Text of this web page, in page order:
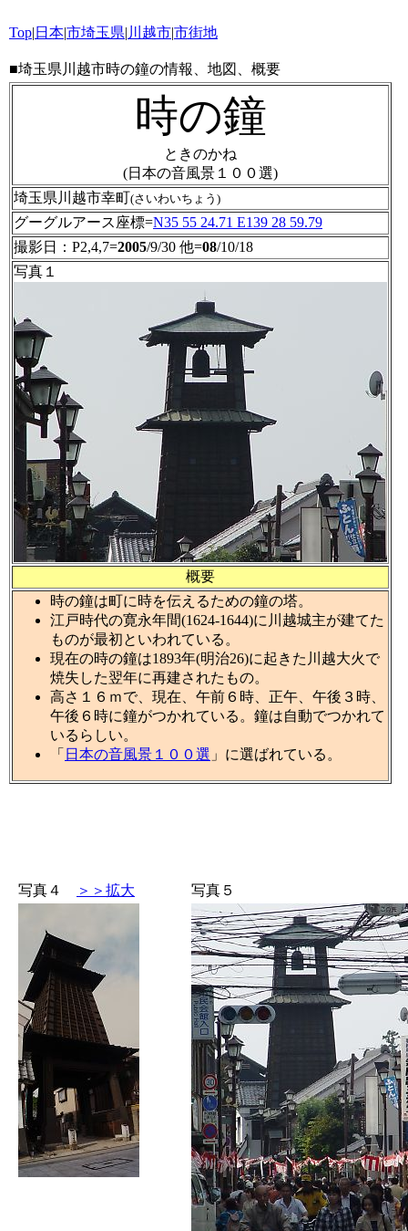
Top| 日本|市埼玉県| 川越市|市街地
写真５
写真４ ＞＞拡大
■埼玉県川越市時の鐘の情報、地図、概要
時の鐘
ときのかね
(日本の音風景１００選)
埼玉県川越市幸町(さいわいちょう)
グーグルアース座標=N35 55 24.71 E139 28 59.79
撮影日：P2,4,7=2005/9/30 他=08/10/18
写真１
概要
時の鐘は町に時を伝えるための鐘の塔。
江戸時代の寛永年間(1624-1644)に川越城主が建てた
ものが最初といわれている。
現在の時の鐘は1893年(明治26)に起きた川越大火で
焼失した翌年に再建されたもの。
高さ１６ｍで、現在、午前６時、正午、午後３時、
午後６時に鐘がつかれている。鐘は自動でつかれて
いるらしい。
「 日本の音風景１００選 」に選ばれている。